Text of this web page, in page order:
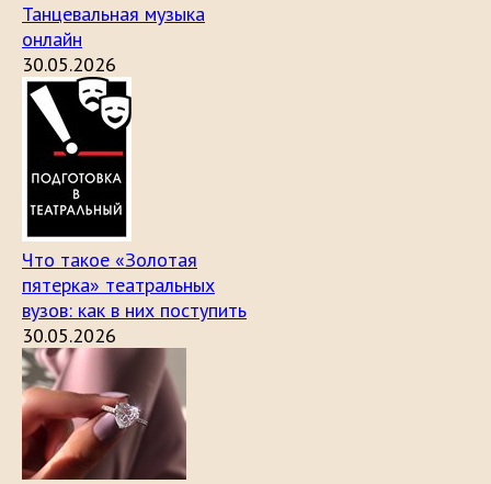
Танцевальная музыка
онлайн
30.05.2026
Что такое «Золотая
пятерка» театральных
вузов: как в них поступить
30.05.2026